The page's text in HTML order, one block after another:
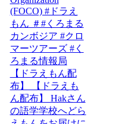
【ドラえもん配
布】 【ドラえも
ん配布】 Hakさん
の語学学校へどら